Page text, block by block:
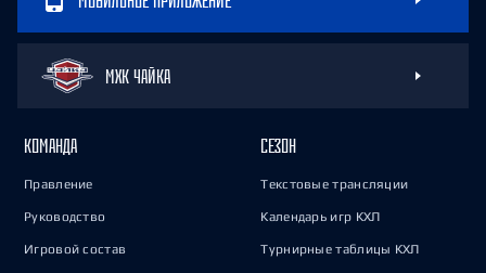
МХК ЧАЙКА
КОМАНДА
Правление
Руководство
Игровой состав
СЕЗОН
Текстовые трансляции
Календарь игр КХЛ
Турнирные таблицы КХЛ